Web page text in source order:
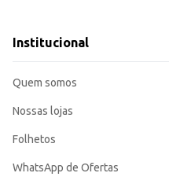
1 litro proporciona um bom rendimento, tornando-o uma escolha
Institucional
Quem somos
Nossas lojas
Folhetos
WhatsApp de Ofertas